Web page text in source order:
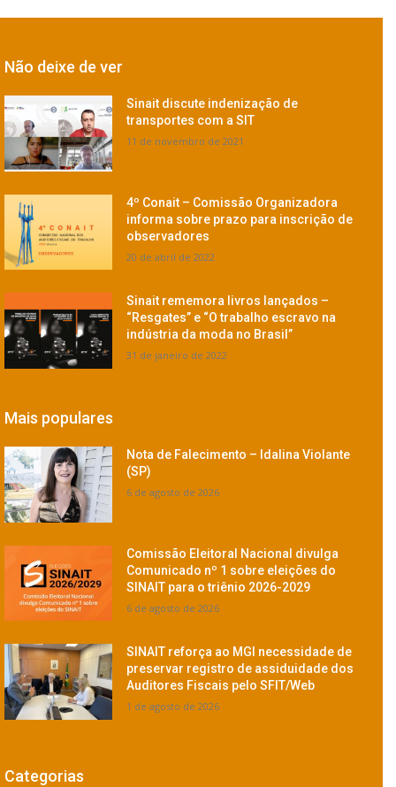
Não deixe de ver
Sinait discute indenização de
transportes com a SIT
11 de novembro de 2021
4º Conait – Comissão Organizadora
informa sobre prazo para inscrição de
observadores
20 de abril de 2022
Sinait rememora livros lançados –
“Resgates” e “O trabalho escravo na
indústria da moda no Brasil”
31 de janeiro de 2022
Mais populares
Nota de Falecimento – Idalina Violante
(SP)
6 de agosto de 2026
Comissão Eleitoral Nacional divulga
Comunicado nº 1 sobre eleições do
SINAIT para o triênio 2026-2029
6 de agosto de 2026
SINAIT reforça ao MGI necessidade de
preservar registro de assiduidade dos
Auditores Fiscais pelo SFIT/Web
1 de agosto de 2026
Categorias